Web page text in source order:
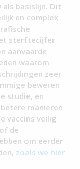
basislijn. Dit
en complex
sterftecijfer
aanvaarde
waarom
zeer
beweren
studie, en
manieren
vaccins veilig
de
om eerder
zoals we hier